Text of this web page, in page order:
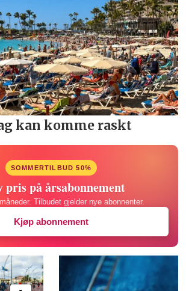
SOMMERTILBUD 50%
pris på årsabonnement
Tilbudet gjelder nye abonnenter.
Kjøp abonnement